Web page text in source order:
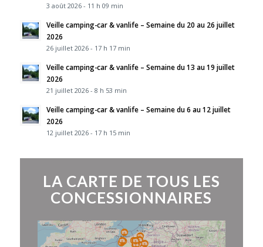
3 août 2026 - 11 h 09 min
Veille camping-car & vanlife – Semaine du 20 au 26 juillet
2026
26 juillet 2026 - 17 h 17 min
Veille camping-car & vanlife – Semaine du 13 au 19 juillet
2026
21 juillet 2026 - 8 h 53 min
Veille camping-car & vanlife – Semaine du 6 au 12 juillet
2026
12 juillet 2026 - 17 h 15 min
LA CARTE DE TOUS LES
CONCESSIONNAIRES